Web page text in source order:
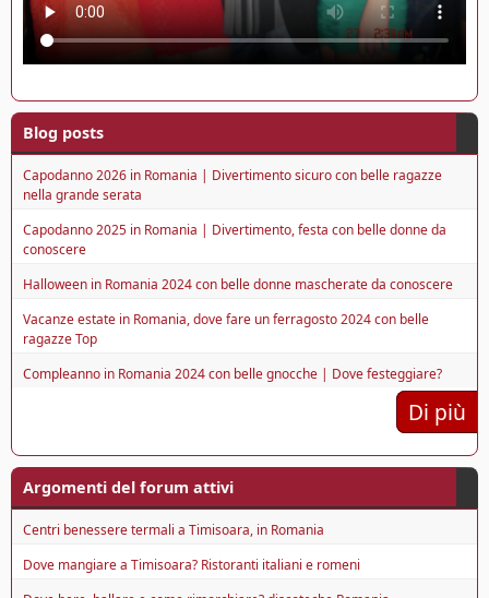
Blog posts
Capodanno 2026 in Romania | Divertimento sicuro con belle ragazze
nella grande serata
Capodanno 2025 in Romania | Divertimento, festa con belle donne da
conoscere
Halloween in Romania 2024 con belle donne mascherate da conoscere
Vacanze estate in Romania, dove fare un ferragosto 2024 con belle
ragazze Top
Compleanno in Romania 2024 con belle gnocche | Dove festeggiare?
Di più
Argomenti del forum attivi
Centri benessere termali a Timisoara, in Romania
Dove mangiare a Timisoara? Ristoranti italiani e romeni